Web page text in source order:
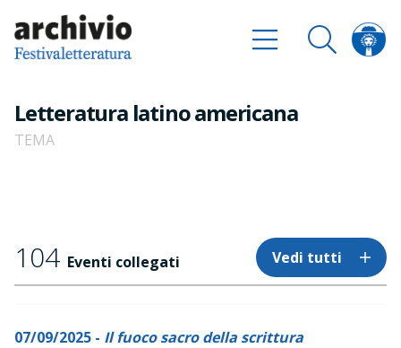
Letteratura latino americana
TEMA
104 Eventi collegati Vedi tutti
07/09/2025 - Il fuoco sacro della scrittura